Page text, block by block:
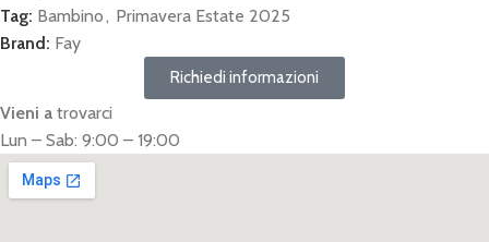
Tag: Bambino, Primavera Estate 2025
Brand: Fay
Richiedi informazioni
Vieni a trovarci
Lun – Sab: 9:00 – 19:00